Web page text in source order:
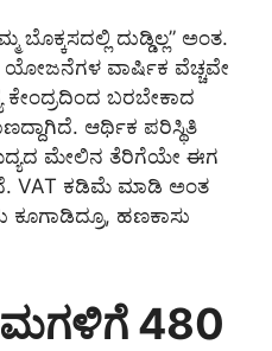
ದುಡ್ಡಿಲ್ಲ” ಅಂತ.
ಯೋಜನೆಗಳ ವಾರ್ಷಿಕ ವೆಚ್ಚವೇ
ಬರಬೇಕಾದ
ಆರ್ಥಿಕ ಪರಿಸ್ಥಿತಿ
ಮೇಲಿನ ತೆರಿಗೆಯೇ ಈಗ
VAT ಕಡಿಮೆ ಮಾಡಿ ಅಂತ
ಕೂಗಾಡಿದ್ರೂ, ಹಣಕಾಸು
480